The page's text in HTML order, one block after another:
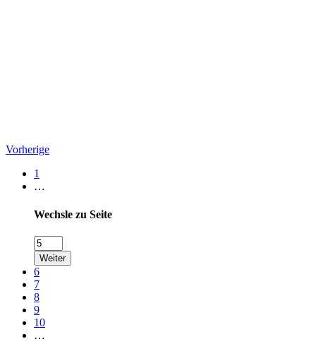
Vorherige
1
…
Wechsle zu Seite
Weiter
6
7
8
9
10
…